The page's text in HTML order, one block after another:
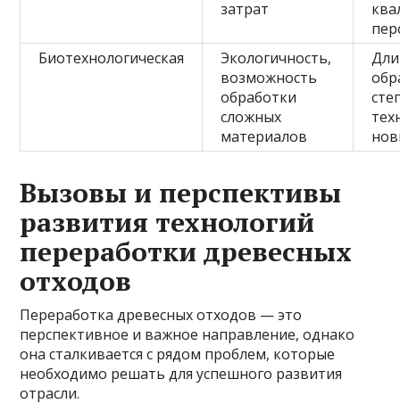
затрат
Биотехнологическая
Экологичность,
возможность
обработки
сложных
материалов
Вызовы и перспективы
развития технологий
переработки древесных
отходов
Переработка древесных отходов — это
перспективное и важное направление, однако
она сталкивается с рядом проблем, которые
необходимо решать для успешного развития
отрасли.